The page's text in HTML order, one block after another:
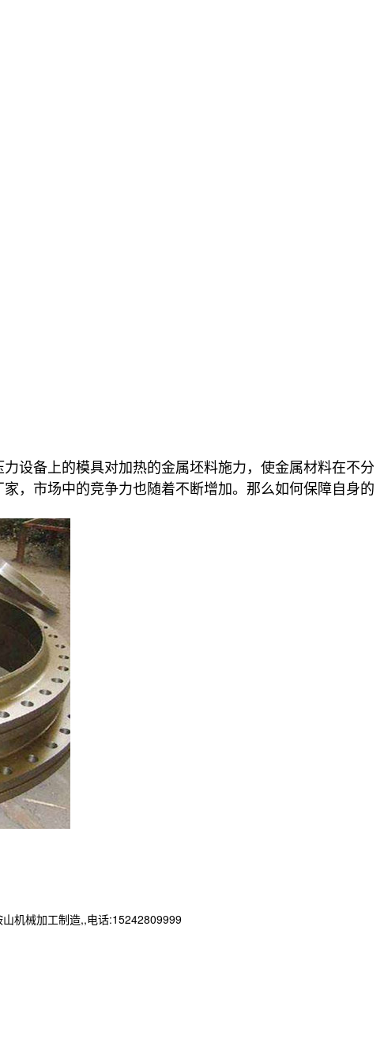
设备上的模具对加热的金属坯料施力，使金属材料在不分
，市场中的竞争力也随着不断增加。那么如何保障自身的
机械加工制造,,电话:15242809999